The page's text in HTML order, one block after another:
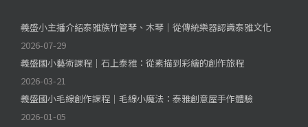
義盛小主播介紹泰雅族竹管琴、木琴｜從傳統樂器認識泰雅文化
2026-07-29
義盛國小藝術課程｜石上泰雅：從素描到彩繪的創作旅程
2026-03-21
義盛國小毛線創作課程｜毛線小魔法：泰雅創意屋手作體驗
2026-01-05